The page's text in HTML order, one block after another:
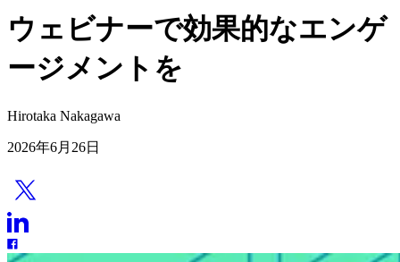
ウェビナーで効果的なエンゲ
ージメントを
Hirotaka Nakagawa
2026年6月26日